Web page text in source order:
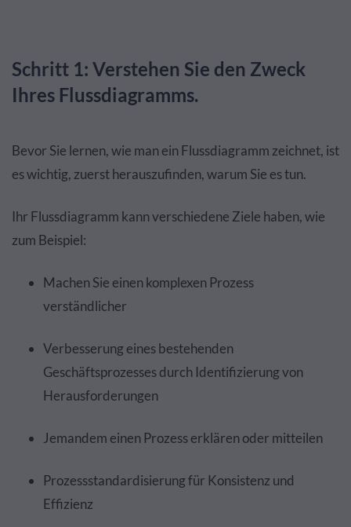
Schritt 1: Verstehen Sie den Zweck
Ihres Flussdiagramms.
Bevor Sie lernen, wie man ein Flussdiagramm zeichnet, ist
es wichtig, zuerst herauszufinden, warum Sie es tun.
Ihr Flussdiagramm kann verschiedene Ziele haben, wie
zum Beispiel:
Machen Sie einen komplexen Prozess
verständlicher
Verbesserung eines bestehenden
Geschäftsprozesses durch Identifizierung von
Herausforderungen
Jemandem einen Prozess erklären oder mitteilen
Prozessstandardisierung für Konsistenz und
Effizienz